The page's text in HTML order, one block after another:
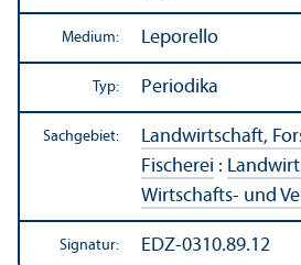
Medium: Leporello
Typ: Periodika
Sachgebiet:
Landwirtschaft,
Fischerei :
Wirtschafts- und
Signatur: EDZ-0310.89.12